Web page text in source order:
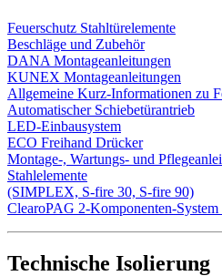
Feuerschutz Stahltürelemente
Beschläge und Zubehör
DANA Montageanleitungen
KUNEX Montageanleitungen
Allgemeine Kurz-Informationen zu
Automatischer Schiebetürantrieb
LED-Einbausystem
ECO Freihand Drücker
Montage-, Wartungs- und
Stahlelemente
(SIMPLEX, S-fire 30, S-fire 90)
ClearoPAG 2-Komponenten-
Technische Isolierung